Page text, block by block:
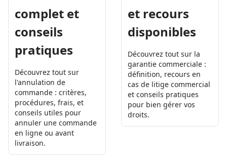
complet et
conseils
pratiques
Découvrez tout sur
l'annulation de
commande : critères,
procédures, frais, et
conseils utiles pour
annuler une commande
en ligne ou avant
livraison.
et recours
disponibles
Découvrez tout sur la
garantie commerciale :
définition, recours en
cas de litige commercial
et conseils pratiques
pour bien gérer vos
droits.